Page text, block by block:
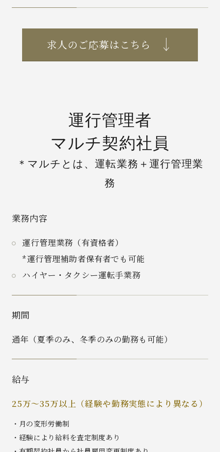
求人のご応募はこちら
運行管理者
マルチ契約社員
＊マルチとは、運転業務＋運行管理業
務
業務内容
運行管理業務（有資格者）
*運行管理補助者保有者でも可能
ハイヤー・タクシー運転手業務
期間
通年（夏季のみ、冬季のみの勤務も可能）
給与
25万～35万以上（経験や勤務実態により異なる）
・月の変形労働制
・経験により給料を査定制度あり